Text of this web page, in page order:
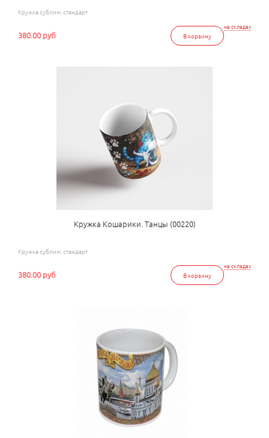
Кружка сублим. стандарт
на складах
В корзину
380.00 руб
Кружка Кошарики. Танцы (00220)
Кружка сублим. стандарт
на складах
В корзину
380.00 руб